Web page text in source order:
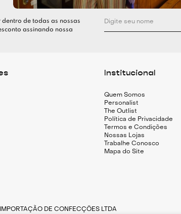
de todas as nossas
assinando nossa
Institucional
Quem Somos
Personalist
The Outlist
Política de Privacidade
Termos e Condições
Nossas Lojas
Trabalhe Conosco
Mapa do Site
DE CONFECÇÕES LTDA